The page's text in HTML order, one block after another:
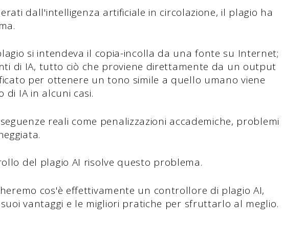
dall'intelligenza artificiale in circolazione, il plagio ha
si intendeva il copia-incolla da una fonte su Internet;
di IA, tutto ciò che proviene direttamente da un output
per ottenere un tono simile a quello umano viene
di IA in alcuni casi.
reali come penalizzazioni accademiche, problemi
del plagio AI risolve questo problema.
cos'è effettivamente un controllore di plagio AI,
vantaggi e le migliori pratiche per sfruttarlo al meglio.